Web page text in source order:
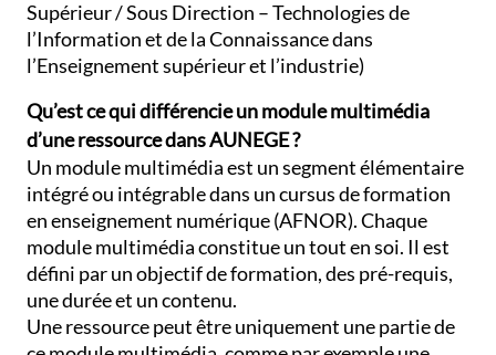
Supérieur / Sous Direction – Technologies de
l’Information et de la Connaissance dans
l’Enseignement supérieur et l’industrie)
Qu’est ce qui différencie un module multimédia
d’une ressource dans AUNEGE ?
Un module multimédia est un segment élémentaire
intégré ou intégrable dans un cursus de formation
en enseignement numérique (AFNOR). Chaque
module multimédia constitue un tout en soi. Il est
défini par un objectif de formation, des pré-requis,
une durée et un contenu.
Une ressource peut être uniquement une partie de